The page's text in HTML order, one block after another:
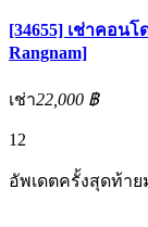
[34655] เช่าคอน
Rangnam]
เช่า22,000 ฿
12
อัพเดตครั้งสุดท้าย